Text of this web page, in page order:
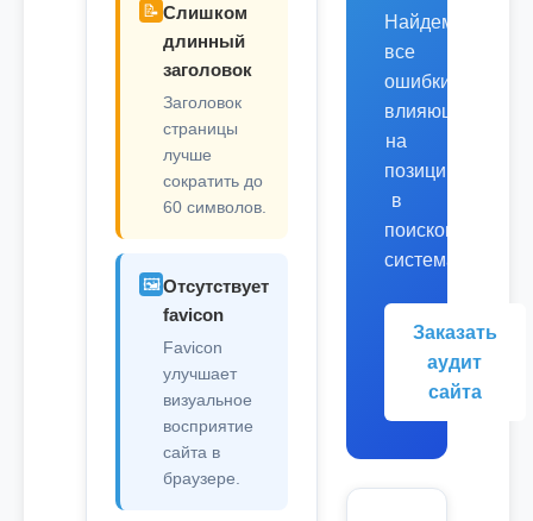
📝 Слишком
длинный
заголовок
Заголовок
страницы
лучше
сократить до
60 символов.
🖼️Отсутствует
favicon
Favicon
улучшает
визуальное
восприятие
сайта в
браузере.
Найдем
все
ошибки,
влияющие
на
позиции
в
поисковых
системах.
Заказать
аудит
сайта